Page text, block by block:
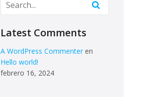
Latest Comments
A WordPress Commenter en
Hello world!
febrero 16, 2024